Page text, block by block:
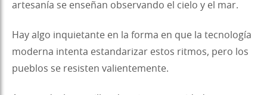
artesanía se enseñan observando el cielo y el mar.
Hay algo inquietante en la forma en que la tecnología
moderna intenta estandarizar estos ritmos, pero los
pueblos se resisten valientemente.